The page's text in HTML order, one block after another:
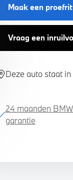
Maak een proefrit
Vraag een
Deze auto staat in
24 maanden
garantie